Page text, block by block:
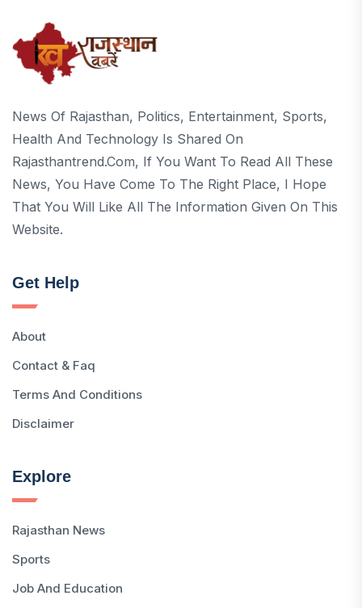
News Of Rajasthan, Politics, Entertainment, Sports,
Health And Technology Is Shared On
Rajasthantrend.com, If You Want To Read All These
News, You Have Come To The Right Place, I Hope
That You Will Like All The Information Given On This
Website.
Get Help
About
Contact & Faq
Terms And Conditions
Disclaimer
Explore
Rajasthan News
Sports
Job And Education